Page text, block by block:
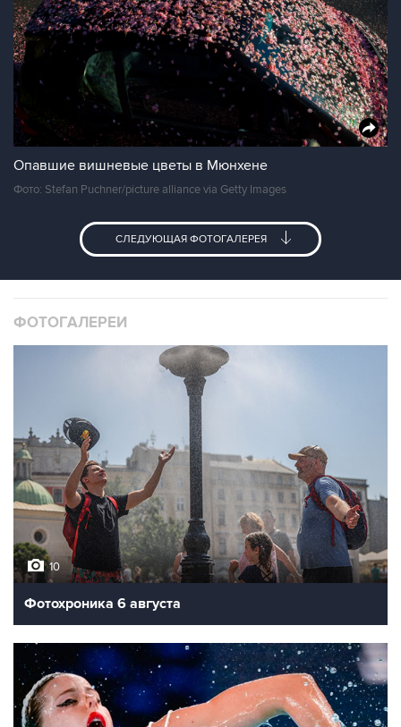
Опавшие вишневые цветы в Мюнхене
Фото: Stefan Puchner/picture alliance via Getty Images
СЛЕДУЮЩАЯ ФОТОГАЛЕРЕЯ
ФОТОГАЛЕРЕИ
10
Фотохроника 6 августа